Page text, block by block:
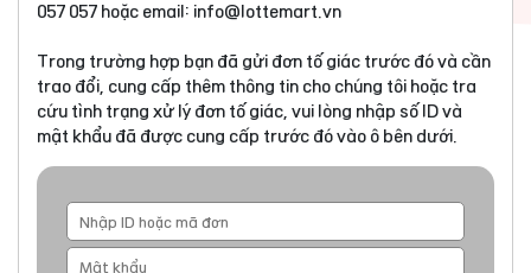
057 057 hoặc email: info@lottemart.vn
Trong trường hợp bạn đã gửi đơn tố giác trước đó và cần
trao đổi, cung cấp thêm thông tin cho chúng tôi hoặc tra
cứu tình trạng xử lý đơn tố giác, vui lòng nhập số ID và
mật khẩu đã được cung cấp trước đó vào ô bên dưới.